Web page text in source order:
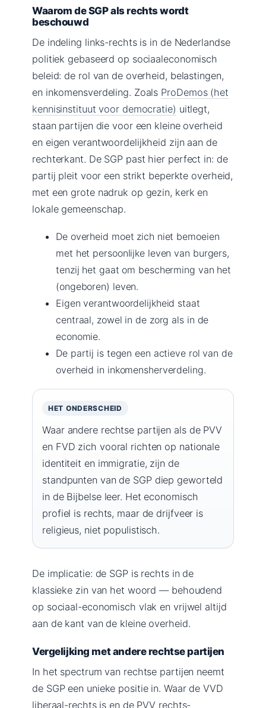
Waarom de SGP als rechts wordt
beschouwd
De indeling links-rechts is in de Nederlandse
politiek gebaseerd op sociaaleconomisch
beleid: de rol van de overheid, belastingen,
en inkomensverdeling. Zoals ProDemos (het
kennisinstituut voor democratie) uitlegt,
staan partijen die voor een kleine overheid
en eigen verantwoordelijkheid zijn aan de
rechterkant. De SGP past hier perfect in: de
partij pleit voor een strikt beperkte overheid,
met een grote nadruk op gezin, kerk en
lokale gemeenschap.
De overheid moet zich niet bemoeien
met het persoonlijke leven van burgers,
tenzij het gaat om bescherming van het
(ongeboren) leven.
Eigen verantwoordelijkheid staat
centraal, zowel in de zorg als in de
economie.
De partij is tegen een actieve rol van de
overheid in inkomensherverdeling.
HET ONDERSCHEID
Waar andere rechtse partijen als de PVV
en FVD zich vooral richten op nationale
identiteit en immigratie, zijn de
standpunten van de SGP diep geworteld
in de Bijbelse leer. Het economisch
profiel is rechts, maar de drijfveer is
religieus, niet populistisch.
De implicatie: de SGP is rechts in de
klassieke zin van het woord — behoudend
op sociaal-economisch vlak en vrijwel altijd
aan de kant van de kleine overheid.
Vergelijking met andere rechtse partijen
In het spectrum van rechtse partijen neemt
de SGP een unieke positie in. Waar de VVD
liberaal-rechts is en de PVV rechts-